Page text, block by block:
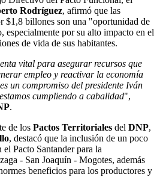
Rodríguez, afirmó que las
$1,8 billones son una "oportunidad de
especialmente por su alto impacto en el
de vida de sus habitantes.
vital para asegurar recursos que
empleo y reactivar la economía
un compromiso del presidente Iván
cumpliendo a cabalidad",
.
de los Pactos Territoriales del DNP,
, destacó que la inclusión de un poco
Pacto Santander para la
- San Joaquín - Mogotes, además
beneficios para los productores y